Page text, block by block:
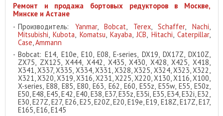
Ремонт и продажа бортовых редукторов в Москве,
Минске и Астане
Производитель: Yanmar,Bobcat, Terex,Schaffer,Nachi,
Mitsubishi,Kubota, Komatsu,Kayaba,JCB, Hitachi,Caterpillar,
Case,Ammann
Bobcat: E14, E10e, E10, E08, E-series, DX19, DX17Z, DX10Z,
ZX75, ZX125, X444, X442, X435, X430, X428, X425, X418,
X341, X337, X335, X334, X331, X328, X325, X324, X323, X322,
X321, X320, X319, X316, X231, X225, X220, X130, X116, X100,
X-series, E88, E85, E80, E63, E62, E60, E55z, E55w, E55, E50z,
E50, E48, E45, E42, E40, E38, E37, E35z, E35i, E35, E34, E32i, E32,
E30, E27Z, E27, E26, E25, E20Z, E20, E19e, E19, E18Z, E17Z, E17,
E165, E16, E145